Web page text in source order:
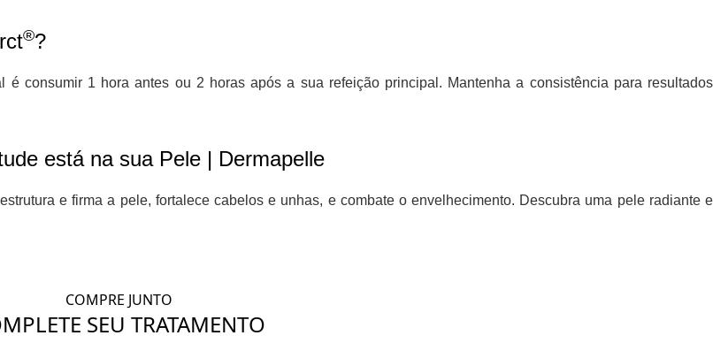
®?
é consumir 1 hora antes ou 2 horas após a sua refeição principal. Mantenha a consistência para resultados
está na sua Pele | Dermapelle
e firma a pele, fortalece cabelos e unhas, e combate o envelhecimento. Descubra uma pele radiante e
COMPRE JUNTO
SEU TRATAMENTO